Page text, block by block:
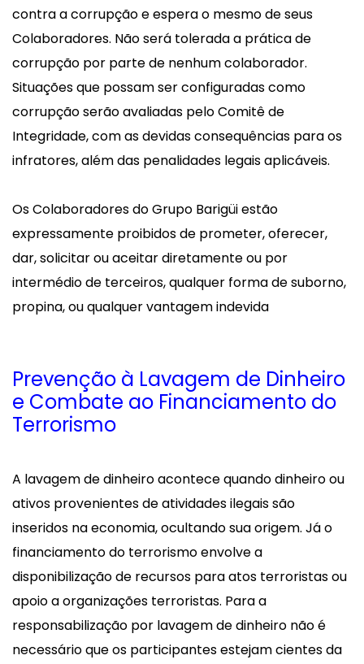
contra a corrupção e espera o mesmo de seus
Colaboradores. Não será tolerada a prática de
corrupção por parte de nenhum colaborador.
Situações que possam ser configuradas como
corrupção serão avaliadas pelo Comitê de
Integridade, com as devidas consequências para os
infratores, além das penalidades legais aplicáveis.
Os Colaboradores do Grupo Barigüi estão
expressamente proibidos de prometer, oferecer,
dar, solicitar ou aceitar diretamente ou por
intermédio de terceiros, qualquer forma de suborno,
propina, ou qualquer vantagem indevida
Prevenção à Lavagem de Dinheiro
e Combate ao Financiamento do
Terrorismo
A lavagem de dinheiro acontece quando dinheiro ou
ativos provenientes de atividades ilegais são
inseridos na economia, ocultando sua origem. Já o
financiamento do terrorismo envolve a
disponibilização de recursos para atos terroristas ou
apoio a organizações terroristas. Para a
responsabilização por lavagem de dinheiro não é
necessário que os participantes estejam cientes da